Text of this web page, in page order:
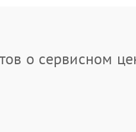
о сервисном